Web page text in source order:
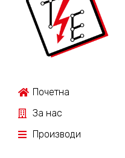
Почетна
За нас
Производи